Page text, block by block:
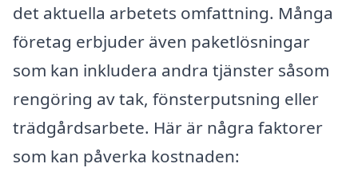
det aktuella arbetets omfattning. Många
företag erbjuder även paketlösningar
som kan inkludera andra tjänster såsom
rengöring av tak, fönsterputsning eller
trädgårdsarbete. Här är några faktorer
som kan påverka kostnaden: